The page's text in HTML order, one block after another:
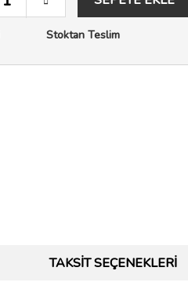
Stoktan Teslim
TAKSIT SEÇENEKLERI